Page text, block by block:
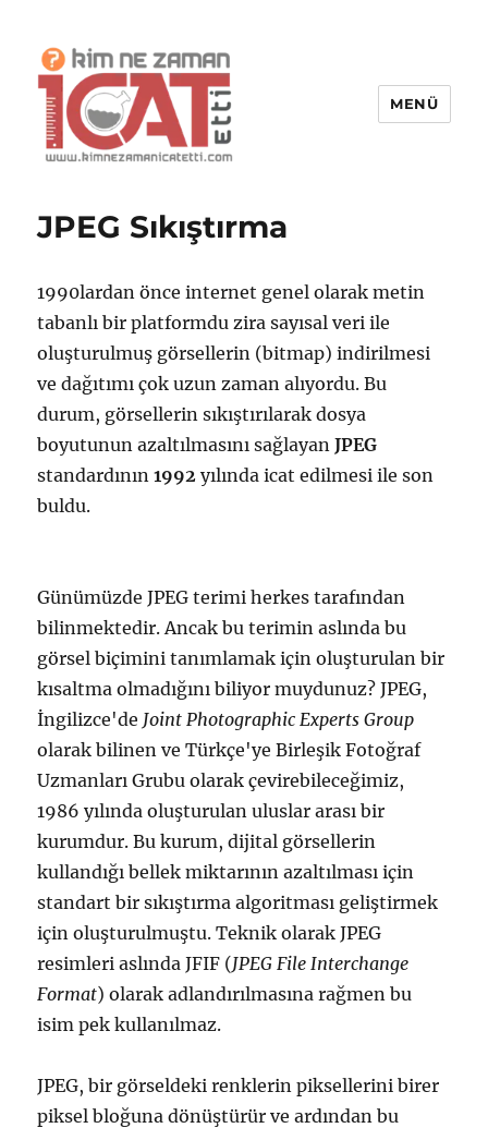
MENÜ
JPEG Sıkıştırma
1990lardan önce internet genel olarak metin
tabanlı bir platformdu zira sayısal veri ile
oluşturulmuş görsellerin (bitmap) indirilmesi
ve dağıtımı çok uzun zaman alıyordu. Bu
durum, görsellerin sıkıştırılarak dosya
boyutunun azaltılmasını sağlayanJPEG
standardının1992 yılında icat edilmesi ile son
buldu.
Günümüzde JPEG terimi herkes tarafından
bilinmektedir. Ancak bu terimin aslında bu
görsel biçimini tanımlamak için oluşturulan bir
kısaltma olmadığını biliyor muydunuz? JPEG,
İngilizce'de Joint Photographic Experts Group
olarak bilinen ve Türkçe'ye Birleşik Fotoğraf
Uzmanları Grubu olarak çevirebileceğimiz,
1986 yılında oluşturulan uluslar arası bir
kurumdur. Bu kurum, dijital görsellerin
kullandığı bellek miktarının azaltılması için
standart bir sıkıştırma algoritması geliştirmek
için oluşturulmuştu. Teknik olarak JPEG
resimleri aslında JFIF (JPEG File Interchange
Format) olarak adlandırılmasına rağmen bu
isim pek kullanılmaz.
JPEG, bir görseldeki renklerin piksellerini birer
piksel bloğuna dönüştürür ve ardından bu